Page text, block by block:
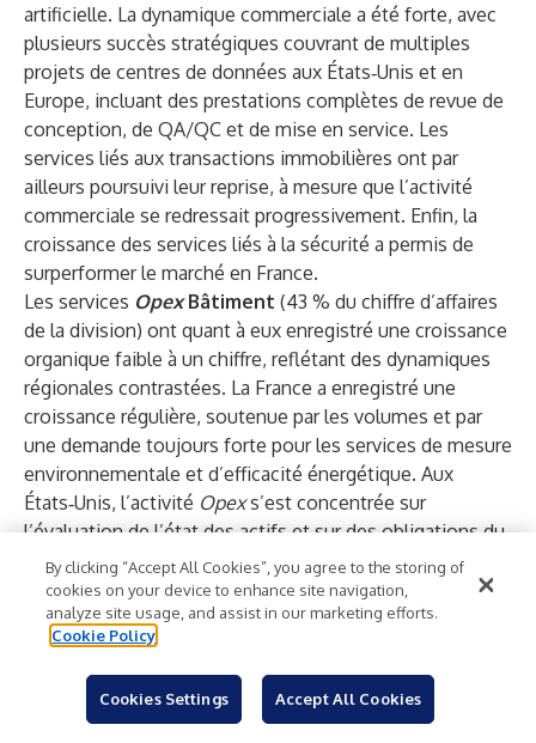
artificielle. La dynamique commerciale a été forte, avec
plusieurs succès stratégiques couvrant de multiples
projets de centres de données aux États‑Unis et en
Europe, incluant des prestations complètes de revue de
conception, de QA/QC et de mise en service. Les
services liés aux transactions immobilières ont par
ailleurs poursuivi leur reprise, à mesure que l’activité
commerciale se redressait progressivement. Enfin, la
croissance des services liés à la sécurité a permis de
surperformer le marché en France.
Les services OpexBâtiment (43 % du chiffre d’affaires
de la division) ont quant à eux enregistré une croissance
organique faible à un chiffre, reflétant des dynamiques
régionales contrastées. La France a enregistré une
croissance régulière, soutenue par les volumes et par
une demande toujours forte pour les services de mesure
environnementale et d’efficacité énergétique. Aux
États‑Unis, l’activité Opexs’est concentrée sur
l’évaluation de l’état des actifs et sur des obligations du
secteur public dans certains États, tandis que le Groupe
a poursuivi le repositionnement de son portefeuille vers
des services à plus forte valeur ajoutée, axés sur la
durabilité.
L’activitéInfrastructures
(19 % du chiffre d’affaires de la
division) a enregistré une croissance organique élevée à
By clicking “Accept All Cookies”, you agree to the storing of
cookies on your device to enhance site navigation,
analyze site usage, and assist in our marketing efforts.
Cookie Policy
Cookies Settings Accept All Cookies